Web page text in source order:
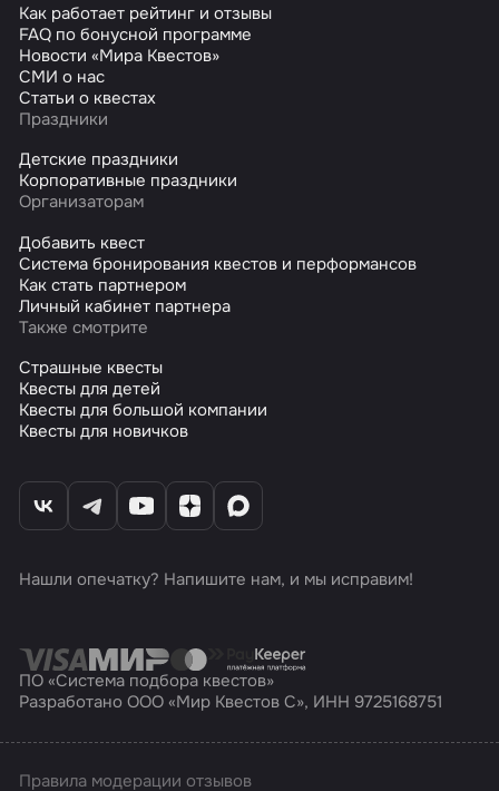
Как работает рейтинг и отзывы
FAQ по бонусной программе
Новости «Мира Квестов»
СМИ о нас
Статьи о квестах
Праздники
Детские праздники
Корпоративные праздники
Организаторам
Добавить квест
Система бронирования квестов и перформансов
Как стать партнером
Личный кабинет партнера
Также смотрите
Страшные квесты
Квесты для детей
Квесты для большой компании
Квесты для новичков
Нашли опечатку? Напишите нам, и мы исправим!
ПО «Система подбора квестов»
Разработано ООО «Мир Квестов С», ИНН 9725168751
Правила модерации отзывов